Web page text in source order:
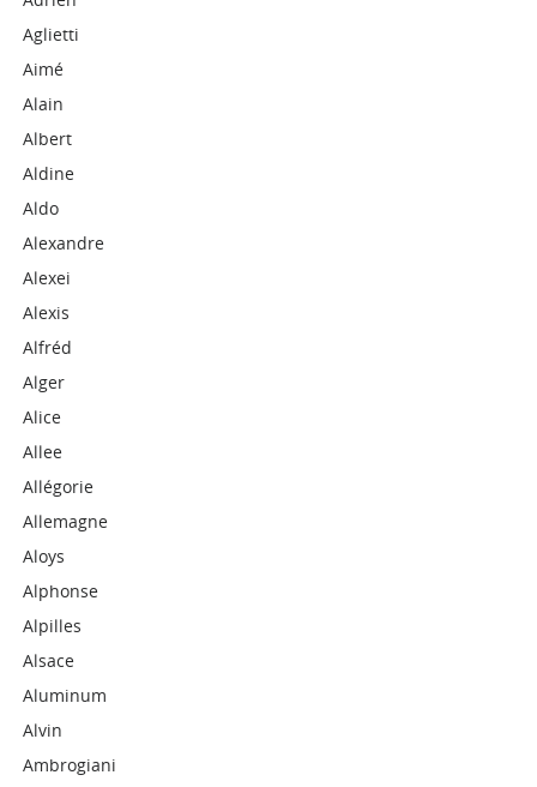
Aglietti
Aimé
Alain
Albert
Aldine
Aldo
Alexandre
Alexei
Alexis
Alfréd
Alger
Alice
Allee
Allégorie
Allemagne
Aloys
Alphonse
Alpilles
Alsace
Aluminum
Alvin
Ambrogiani